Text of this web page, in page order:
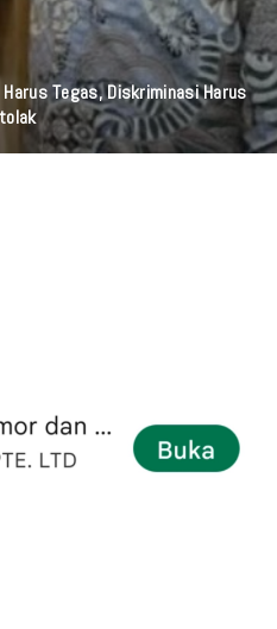
Tegas, Diskriminasi Harus